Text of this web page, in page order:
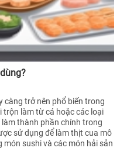
càng trở nên phổ biến trong
trộn làm từ cá hoặc các loại
thành phần chính trong
sử dụng để làm thịt cua mô
sushi và các món hải sản